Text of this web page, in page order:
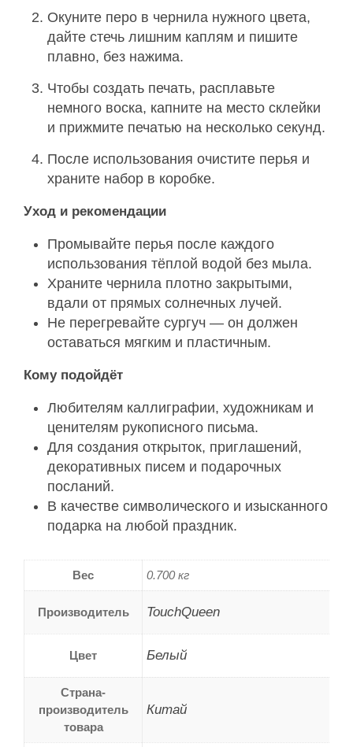
Окуните перо в чернила нужного цвета,
дайте стечь лишним каплям и пишите
плавно, без нажима.
Чтобы создать печать, расплавьте
немного воска, капните на место склейки
и прижмите печатью на несколько секунд.
После использования очистите перья и
храните набор в коробке.
Уход и рекомендации
Промывайте перья после каждого
использования тёплой водой без мыла.
Храните чернила плотно закрытыми,
вдали от прямых солнечных лучей.
Не перегревайте сургуч — он должен
оставаться мягким и пластичным.
Кому подойдёт
Любителям каллиграфии, художникам и
ценителям рукописного письма.
Для создания открыток, приглашений,
декоративных писем и подарочных
посланий.
В качестве символического и изысканного
подарка на любой праздник.
Вес 0.700 кг
Производитель TouchQueen
Цвет Белый
Страна-
производитель
товара
Китай